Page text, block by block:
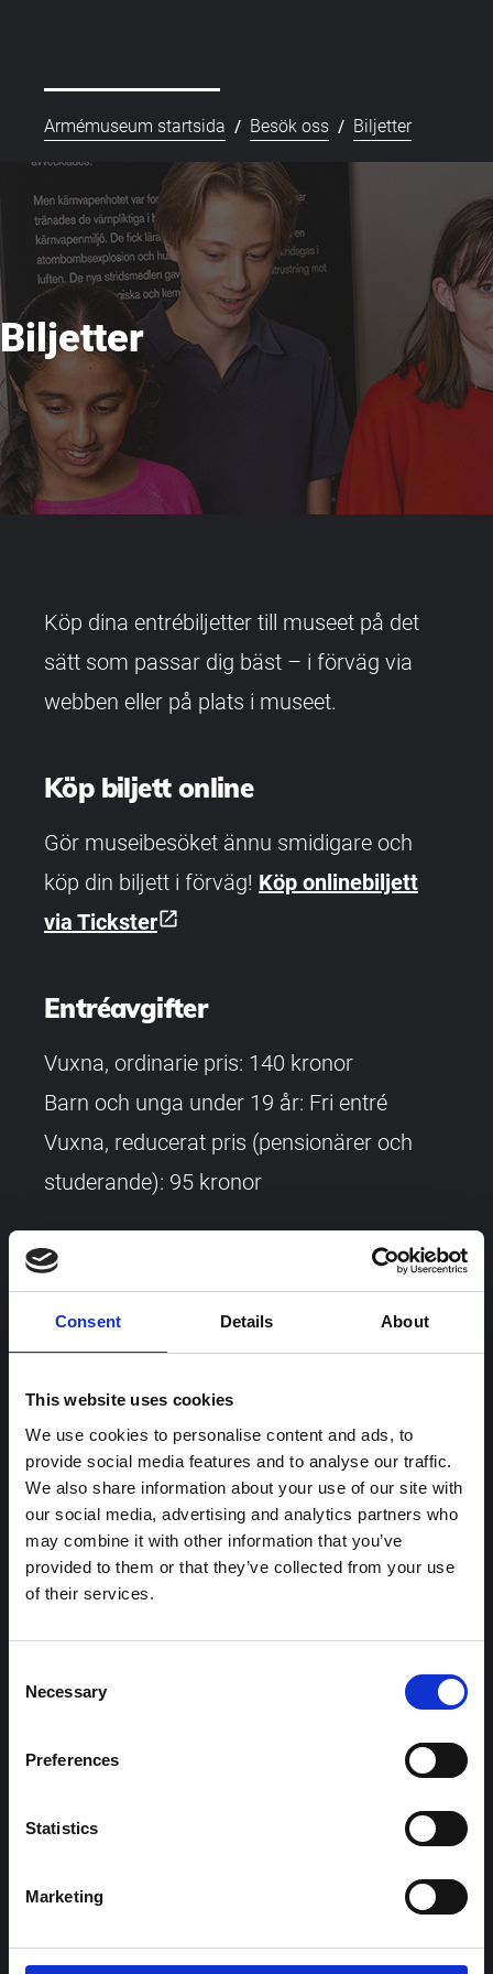
Consent Details About
This website uses cookies
We use cookies to personalise content and ads, to
provide social media features and to analyse our traffic.
We also share information about your use of our site with
our social media, advertising and analytics partners who
may combine it with other information that you’ve
provided to them or that they’ve collected from your use
of their services.
Selection
Necessary
Preferences
Statistics
Marketing
Armémuseum startsida / Besök oss / Biljetter
Biljetter
Köp dina entrébiljetter till museet på det
sätt som passar dig bäst – i förväg via
webben eller på plats i museet.
Köp biljett online
Gör museibesöket ännu smidigare och
köp din biljett i förväg! Köp onlinebiljett
via Ticksteropen_in_new
Entréavgifter
Vuxna, ordinarie pris: 140 kronor
Barn och unga under 19 år: Fri entré
Vuxna, reducerat pris (pensionärer och
studerande): 95 kronor
Det är alltid fri entré till museets butik,
mer om rabatterad och fri entré
Årskort
Köp ett årskort och besök Armémuseums
utställningar hur många gånger du vill
under ett år!Läs mer om årskort
Kontantfritt museum
Armémuseum är en kontantfri
verksamhet. Det betyder att du inte kan
vuxna